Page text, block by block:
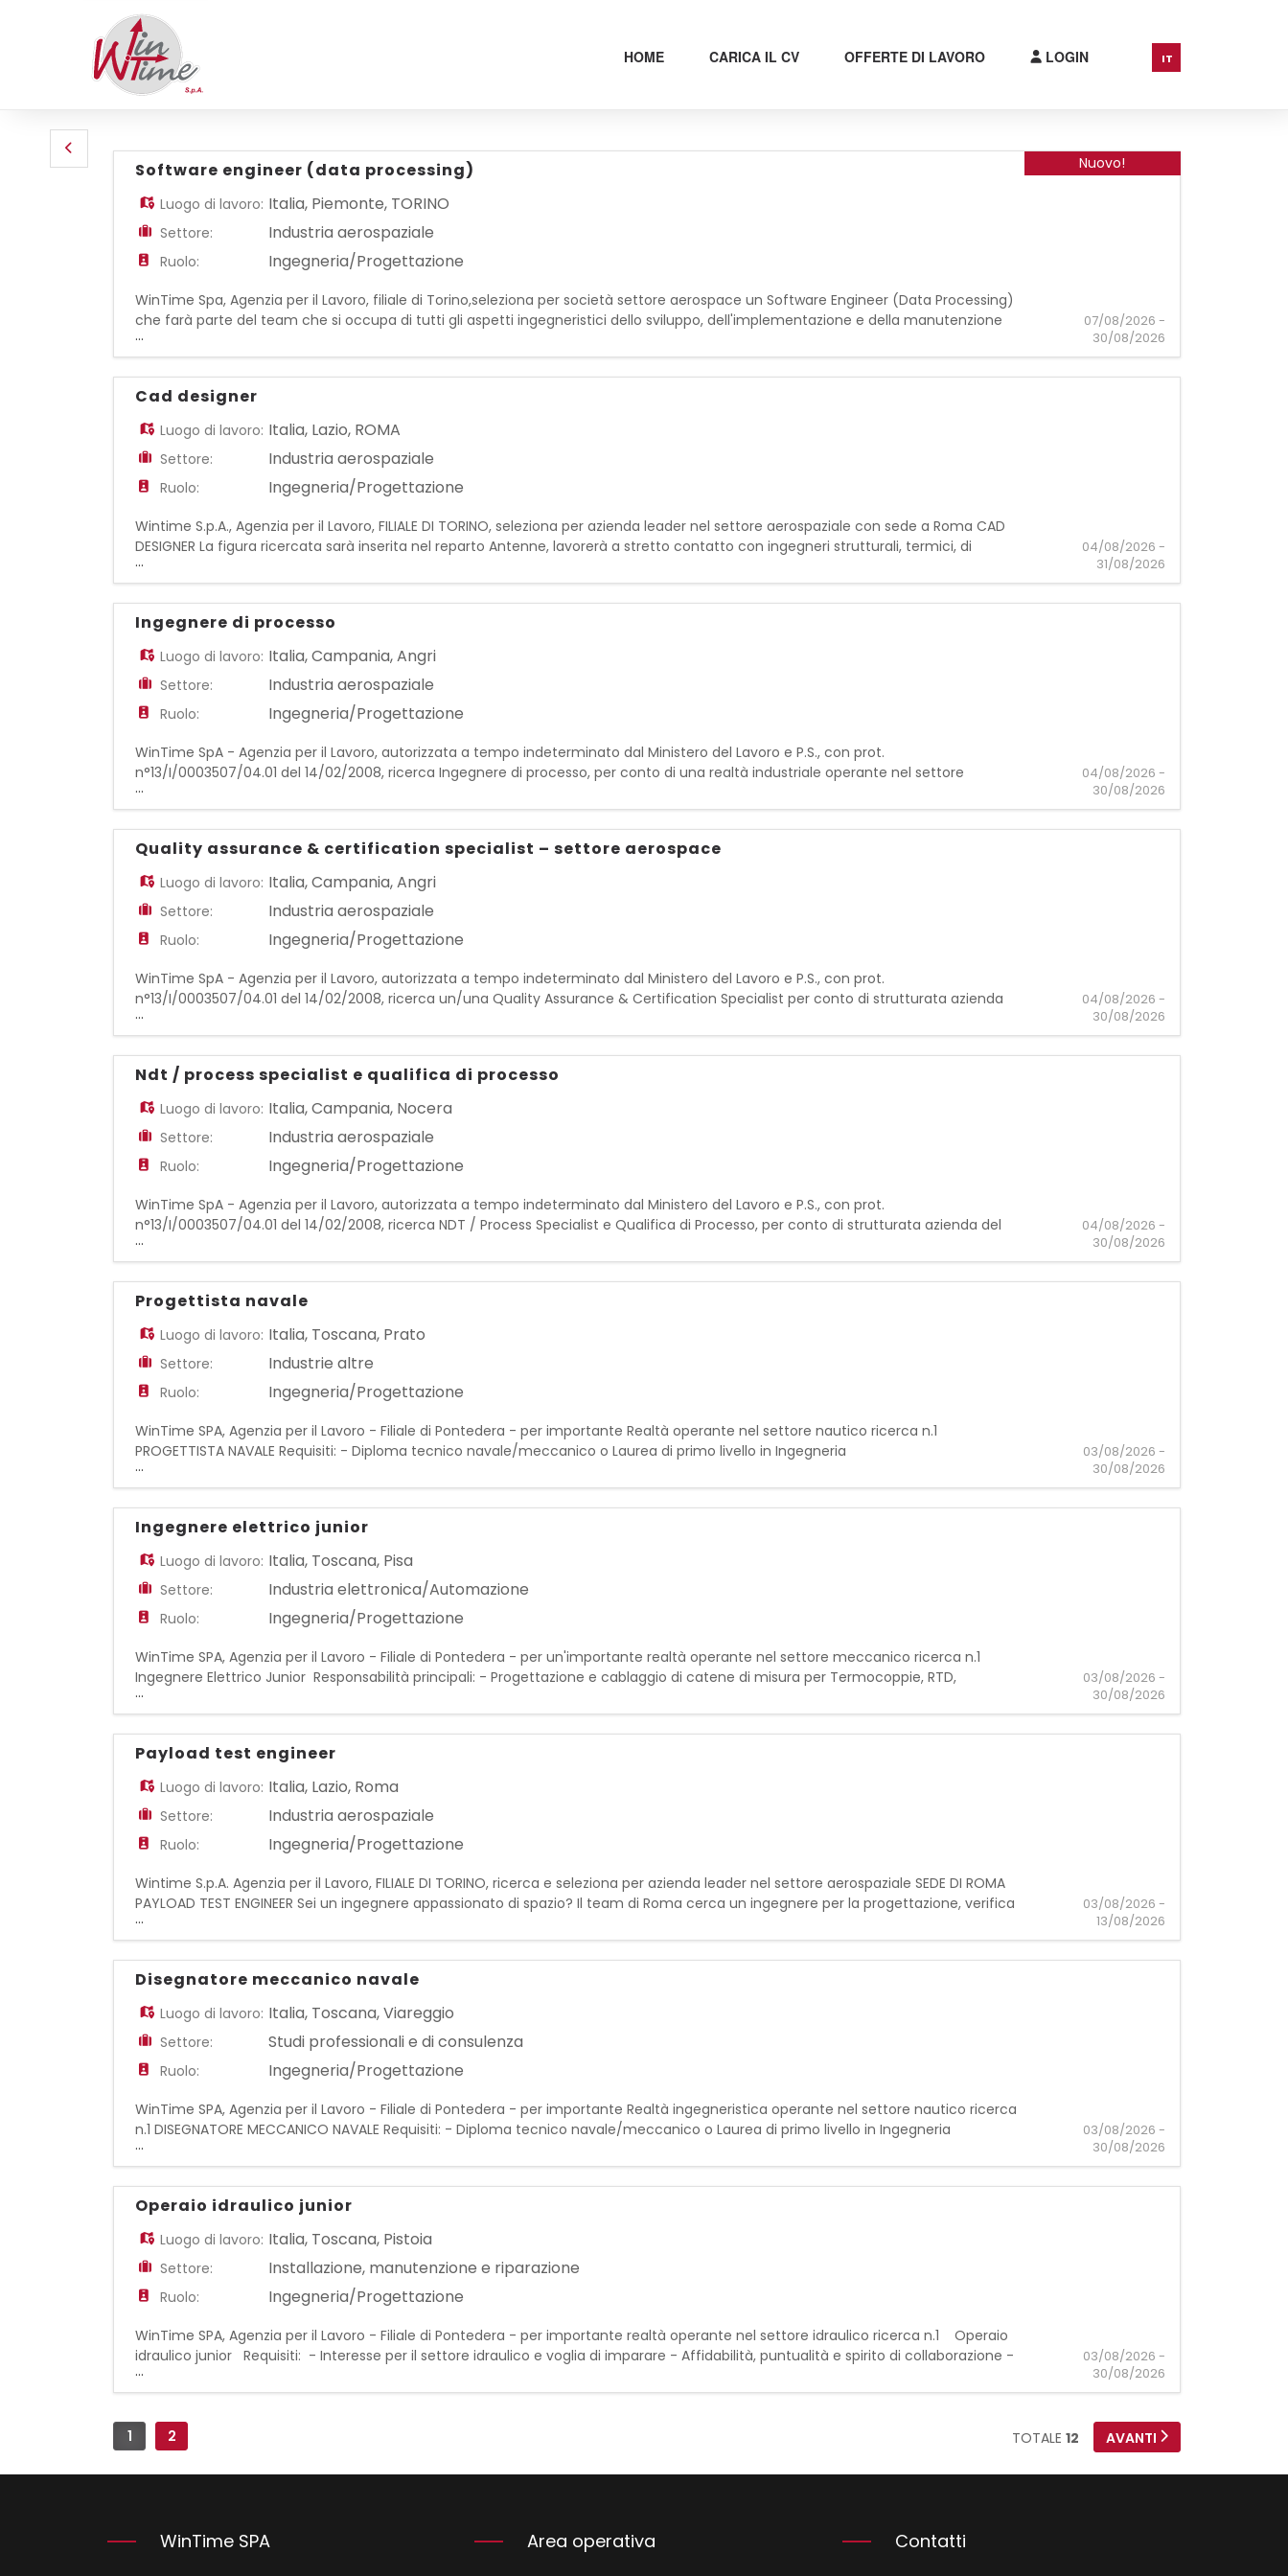
HOME CARICA IL CV OFFERTE DI LAVORO LOGIN IT
Software engineer (data processing)
Luogo di lavoro: Italia, Piemonte, TORINO
Settore: Industria aerospaziale
Ruolo: Ingegneria/Progettazione
WinTime Spa, Agenzia per il Lavoro, filiale di Torino,seleziona per società settore aerospace un Software Engineer (Data Processing)
che farà parte del team che si occupa di tutti gli aspetti ingegneristici dello sviluppo, dell'implementazione e della manutenzione
dei sistemi di elaborazione dati software. Principali attività : Progettazione di
...
Nuovo!
07/08/2026 -
30/08/2026
Cad designer
Luogo di lavoro: Italia, Lazio, ROMA
Settore: Industria aerospaziale
Ruolo: Ingegneria/Progettazione
Wintime S.p.A., Agenzia per il Lavoro, FILIALE DI TORINO, seleziona per azienda leader nel settore aerospaziale con sede a Roma CAD
DESIGNER La figura ricercata sarà inserita nel reparto Antenne, lavorerà a stretto contatto con ingegneri strutturali, termici, di
radiofrequenza, supportando l'identificazione di soluzioni meccaniche e la progettazi
...
04/08/2026 -
31/08/2026
Ingegnere di processo
Luogo di lavoro: Italia,Campania,Angri
Settore: Industria aerospaziale
Ruolo: Ingegneria/Progettazione
WinTime SpA - Agenzia per il Lavoro, autorizzata a tempo indeterminato dal Ministero del Lavoro e P.S., con prot.
n°13/I/0003507/04.01 del 14/02/2008, ricerca Ingegnere di processo, per conto di una realtà industriale operante nel settore
Aerospace. La risorsa sarà responsabile dell'analisi, sviluppo e ottimizzazione dei processi produttivi, garan
...
04/08/2026 -
30/08/2026
Quality assurance & certification specialist – settore aerospace
Luogo di lavoro: Italia,Campania,Angri
Settore: Industria aerospaziale
Ruolo: Ingegneria/Progettazione
WinTime SpA - Agenzia per il Lavoro, autorizzata a tempo indeterminato dal Ministero del Lavoro e P.S., con prot.
n°13/I/0003507/04.01 del 14/02/2008, ricerca un/una Quality Assurance & Certification Specialist per conto di strutturata azienda
del settore aerospaziale. La risorsa avrà la responsabilità di supportare e coordinare le attività legate
...
04/08/2026 -
30/08/2026
Ndt / process specialist e qualifica di processo
Luogo di lavoro: Italia,Campania, Nocera
Settore: Industria aerospaziale
Ruolo: Ingegneria/Progettazione
WinTime SpA - Agenzia per il Lavoro, autorizzata a tempo indeterminato dal Ministero del Lavoro e P.S., con prot.
n°13/I/0003507/04.01 del 14/02/2008, ricerca NDT / Process Specialist e Qualifica di Processo, per conto di strutturata azienda del
settore aerospaziale. La risorsa sarà coinvolta nelle attività di controllo, gestione dei processi e ne
...
04/08/2026 -
30/08/2026
Progettista navale
Luogo di lavoro: Italia, Toscana, Prato
Settore: Industrie altre
Ruolo: Ingegneria/Progettazione
WinTime SPA, Agenzia per il Lavoro - Filiale di Pontedera - per importante Realtà operante nel settore nautico ricerca n.1
PROGETTISTA NAVALE Requisiti: - Diploma tecnico navale/meccanico o Laurea di primo livello in Ingegneria
navale/meccanica/energetica o affini - Gradita esperienza maturata nel ruolo (almeno 1-2 anni) - Conoscenza dei softwar
...
03/08/2026 -
30/08/2026
Ingegnere elettrico junior
Luogo di lavoro: Italia, Toscana, Pisa
Settore: Industria elettronica/Automazione
Ruolo: Ingegneria/Progettazione
WinTime SPA, Agenzia per il Lavoro - Filiale di Pontedera - per un'importante realtà operante nel settore meccanico ricerca n.1
Ingegnere Elettrico Junior Responsabilità principali: - Progettazione e cablaggio di catene di misura per Termocoppie, RTD,
Trasduttori di pressione, Accelerometri, Estensimetri - Configurazione e sviluppo base in LabV
...
03/08/2026 -
30/08/2026
Payload test engineer
Luogo di lavoro: Italia, Lazio, Roma
Settore: Industria aerospaziale
Ruolo: Ingegneria/Progettazione
Wintime S.p.A. Agenzia per il Lavoro, FILIALE DI TORINO, ricerca e seleziona per azienda leader nel settore aerospaziale SEDE DI ROMA
PAYLOAD TEST ENGINEER Sei un ingegnere appassionato di spazio? Il team di Roma cerca un ingegnere per la progettazione, verifica
ed esecuzione di test elettrici e funzionali su satelliti di telecomunicazione, co
...
03/08/2026 -
13/08/2026
Disegnatore meccanico navale
Luogo di lavoro: Italia, Toscana,Viareggio
Settore: Studi professionali e di consulenza
Ruolo: Ingegneria/Progettazione
WinTime SPA, Agenzia per il Lavoro - Filiale di Pontedera - per importante Realtà ingegneristica operante nel settore nautico ricerca
n.1 DISEGNATORE MECCANICO NAVALE Requisiti: - Diploma tecnico navale/meccanico o Laurea di primo livello in Ingegneria
navale/meccanica o affini - Gradita esperienza maturata nel ruolo (almeno 1-2 anni) - Conoscen
...
03/08/2026 -
30/08/2026
Operaio idraulico junior
Luogo di lavoro: Italia, Toscana, Pistoia
Settore: Installazione, manutenzione e riparazione
Ruolo: Ingegneria/Progettazione
WinTime SPA, Agenzia per il Lavoro - Filiale di Pontedera - per importante realtà operante nel settore idraulico ricerca n.1 Operaio
idraulico junior Requisiti: - Interesse per il settore idraulico e voglia di imparare - Affidabilità, puntualità e spirito di collaborazione -
Gradito ma non indispensabile Diploma IPSIA - Patente B Pri
...
03/08/2026 -
30/08/2026
1 2 AVANTI
TOTALE 12
WinTime SPA Area operativa Contatti